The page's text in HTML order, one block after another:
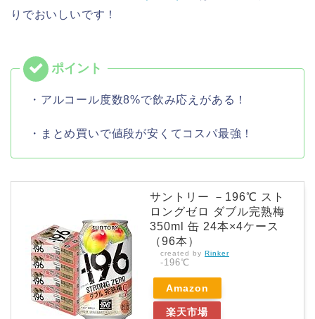
りでおいしいです！
・アルコール度数8%で飲み応えがある！
・まとめ買いで値段が安くてコスパ最強！
サントリー －196℃ スト
ロングゼロ ダブル完熟梅
350ml 缶 24本×4ケース
（96本）
created by Rinker
-196℃
Amazon
楽天市場